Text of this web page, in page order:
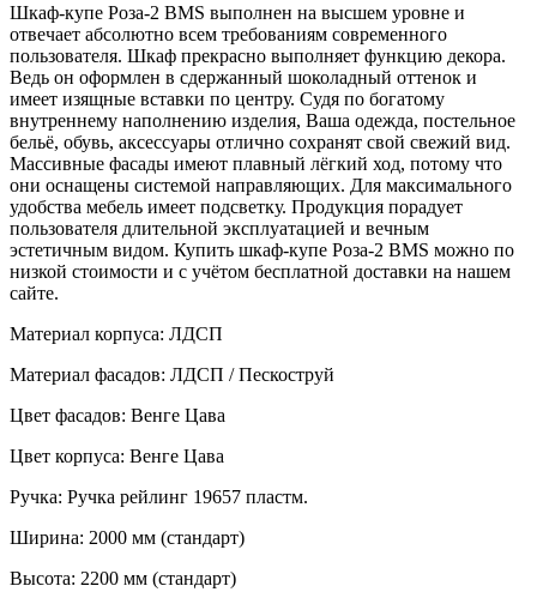
Шкаф-купе Роза-2 BMS выполнен на высшем уровне и
отвечает абсолютно всем требованиям современного
пользователя. Шкаф прекрасно выполняет функцию декора.
Ведь он оформлен в сдержанный шоколадный оттенок и
имеет изящные вставки по центру. Судя по богатому
внутреннему наполнению изделия, Ваша одежда, постельное
бельё, обувь, аксессуары отлично сохранят свой свежий вид.
Массивные фасады имеют плавный лёгкий ход, потому что
они оснащены системой направляющих. Для максимального
удобства мебель имеет подсветку. Продукция порадует
пользователя длительной эксплуатацией и вечным
эстетичным видом. Купить шкаф-купе Роза-2 BMS можно по
низкой стоимости и с учётом бесплатной доставки на нашем
сайте.
Материал корпуса: ЛДСП
Материал фасадов: ЛДСП / Пескоструй
Цвет фасадов: Венге Цава
Цвет корпуса: Венге Цава
Ручка: Ручка рейлинг 19657 пластм.
Ширина: 2000 мм (стандарт)
Высота: 2200 мм (стандарт)